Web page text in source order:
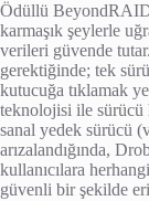
Ödüllü
karmaşık şeylerle
verileri güvende
gerektiğinde; tek
kutucuğa tıklamak
teknolojisi ile sürücü
sanal yedek sürücü
arızalandığında,
kullanıcılara
güvenli bir şekilde